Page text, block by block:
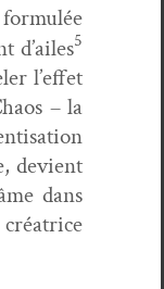
d’ailes5
l’effet
– la
devient
dans